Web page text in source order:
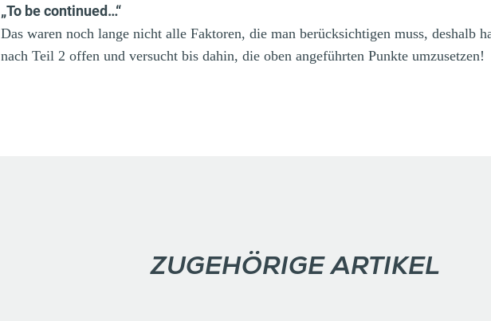
„To be continued…“
Das waren noch lange nicht alle Faktoren, die man berücksichtigen muss, deshalb
nach Teil 2 offen und versucht bis dahin, die oben angeführten Punkte umzusetzen!
ZUGEHÖRIGE ARTIKEL